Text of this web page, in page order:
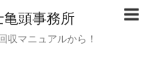
頭事務所
収マニュアルから！